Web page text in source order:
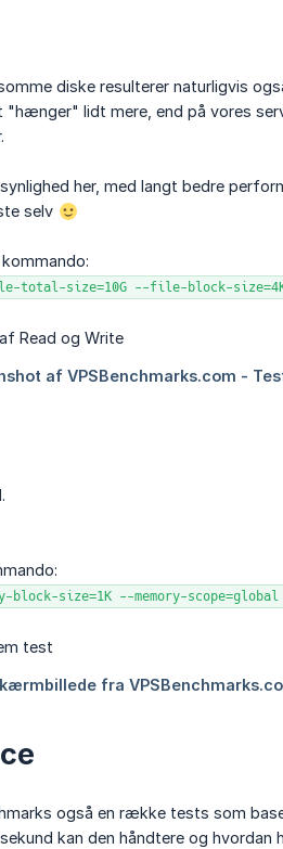
diske resulterer naturligvis
lidt mere, end på vores
her, med langt bedre
selv
size=10G --file-block-
block-size=1K --memory-
også en række tests som
kan den håndtere og